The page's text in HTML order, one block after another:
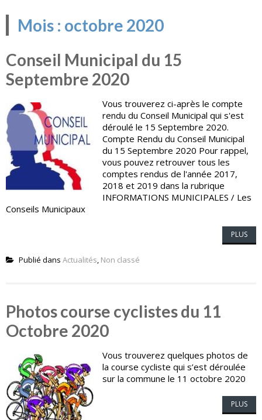
Mois : octobre 2020
Conseil Municipal du 15
Septembre 2020
Vous trouverez ci-après le compte
rendu du Conseil Municipal qui s'est
déroulé le 15 Septembre 2020.
Compte Rendu du Conseil Municipal
du 15 Septembre 2020 Pour rappel,
vous pouvez retrouver tous les
comptes rendus de l'année 2017,
2018 et 2019 dans la rubrique
INFORMATIONS MUNICIPALES / Les
Conseils Municipaux
PLUS
Publié dans Actualités, Non classé
Photos course cyclistes du 11
Octobre 2020
Vous trouverez quelques photos de
la course cycliste qui s’est déroulée
sur la commune le 11 octobre 2020
PLUS